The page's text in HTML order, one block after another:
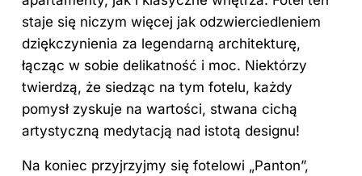
staje się niczym więcej jak odzwierciedleniem
dziękczynienia za legendarną architekturę,
łącząc w sobie delikatność i moc. Niektórzy
twierdzą, że siedząc na tym fotelu, każdy
pomysł zyskuje na wartości, stwana cichą
artystyczną medytacją nad istotą designu!
Na koniec przyjrzyjmy się fotelowi „Panton”,